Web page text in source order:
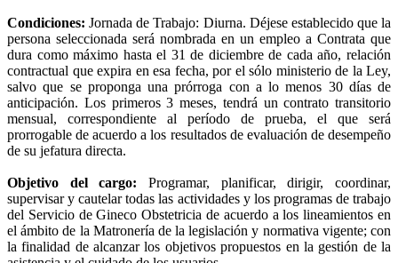
Condiciones:Jornada de Trabajo: Diurna. Déjese establecido que la
persona seleccionada será nombrada en un empleo a Contrata que
dura como máximo hasta el 31 de diciembre de cada año, relación
contractual que expira en esa fecha, por el sólo ministerio de la Ley,
salvo que se proponga una prórroga con a lo menos 30 días de
anticipación. Los primeros 3 meses, tendrá un contrato transitorio
mensual, correspondiente al período de prueba, el que será
prorrogable de acuerdo a los resultados de evaluación de desempeño
de su jefatura directa.
Objetivo del cargo: Programar, planificar, dirigir, coordinar,
supervisar y cautelar todas las actividades y los programas de trabajo
del Servicio de Gineco Obstetricia de acuerdo a los lineamientos en
el ámbito de la Matronería de la legislación y normativa vigente; con
la finalidad de alcanzar los objetivos propuestos en la gestión de la